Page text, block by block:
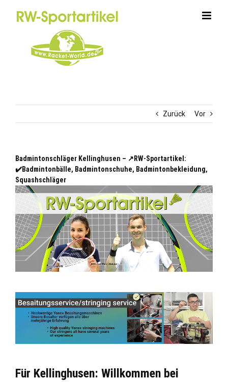
Zurück Vor
Badmintonschläger Kellinghusen – ↗️RW-Sportartikel:
✔️Badmintonbälle, Badmintonschuhe, Badmintonbekleidung,
Squashschläger
Für Kellinghusen: Willkommen bei